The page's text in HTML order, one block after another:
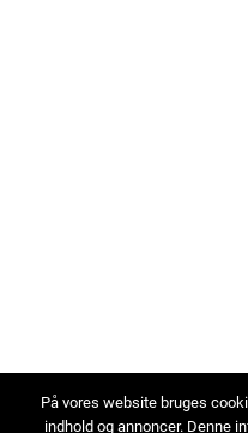
På vores website bruges
indhold og annoncer. Denne